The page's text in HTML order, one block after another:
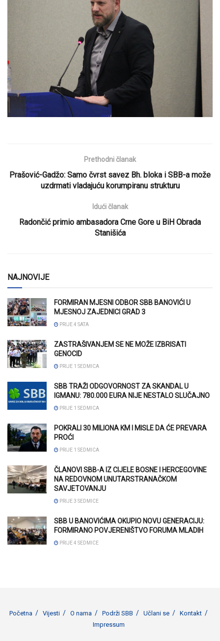
Prethodni članak
Prašović-Gadžo: Samo čvrst savez Bh. bloka i SBB-a može
uzdrmati vladajuću korumpiranu strukturu
Idući članak
Radončić primio ambasadora Crne Gore u BiH Obrada
Stanišića
NAJNOVIJE
FORMIRAN MJESNI ODBOR SBB BANOVIĆI U
MJESNOJ ZAJEDNICI GRAD 3
PRIJE 4 SATA
ZASTRAŠIVANJEM SE NE MOŽE IZBRISATI
GENOCID
PRIJE 1 SEDMICA
SBB TRAŽI ODGOVORNOST ZA SKANDAL U
IGMANU: 780.000 EURA NIJE NESTALO SLUČAJNO
PRIJE 1 SEDMICA
POKRALI 30 MILIONA KM I MISLE DA ĆE PREVARA
PROĆI
PRIJE 1 SEDMICA
ČLANOVI SBB-A IZ CIJELE BOSNE I HERCEGOVINE
NA REDOVNOM UNUTARSTRANAČKOM
SAVJETOVANJU
PRIJE 3 SEDMICE
SBB U BANOVIĆIMA OKUPIO NOVU GENERACIJU:
FORMIRANO POVJERENIŠTVO FORUMA MLADIH
PRIJE 4 SEDMICE
Početna Vijesti O nama Podrži SBB Učlani se
Kontakt
Impressum